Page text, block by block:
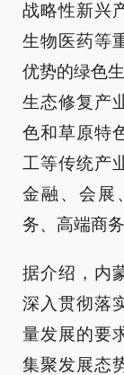
战略性新兴
生物医药等
优势的绿色
生态修复产
色和草原特
工等传统产
金融、会展
务、高端商
据介绍，内
深入贯彻落
量发展的要
集聚发展态